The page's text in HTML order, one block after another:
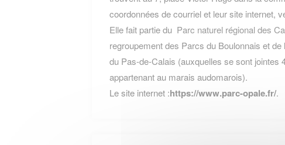
coordonnées de courriel et leur site internet,
Elle fait partie du Parc naturel régional des
regroupement des Parcs du Boulonnais et
du Pas-de-Calais (auxquelles se sont jointes
appartenant au marais audomarois).
Le site internet :https://www.parc-opale.fr/.